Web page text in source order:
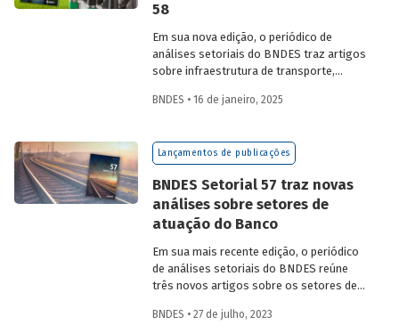
58
Em sua nova edição, o periódico de
análises setoriais do BNDES traz artigos
sobre infraestrutura de transporte,
sustentáveis, mercado de aeronaves,
BNDES • 16 de janeiro, 2025
Lançamentos de publicações
BNDES Setorial 57 traz novas
análises sobre setores de
atuação do Banco
Em sua mais recente edição, o periódico
de análises setoriais do BNDES reúne
três novos artigos sobre os setores de
defesa. Saiba mais e acesse os estudos
BNDES • 27 de julho, 2023